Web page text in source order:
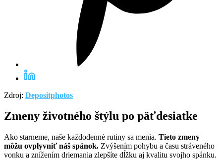
Zdroj: Depositphotos
Zmeny životného štýlu po päťdesiatke
Ako starneme, naše každodenné rutiny sa menia. Tieto zmeny
môžu ovplyvniť náš spánok. Zvýšením pohybu a času stráveného
vonku a znížením driemania zlepšíte dĺžku aj kvalitu svojho spánku.